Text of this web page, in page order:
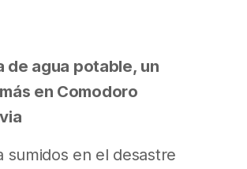
de agua potable, un
en Comodoro
sumidos en el desastre